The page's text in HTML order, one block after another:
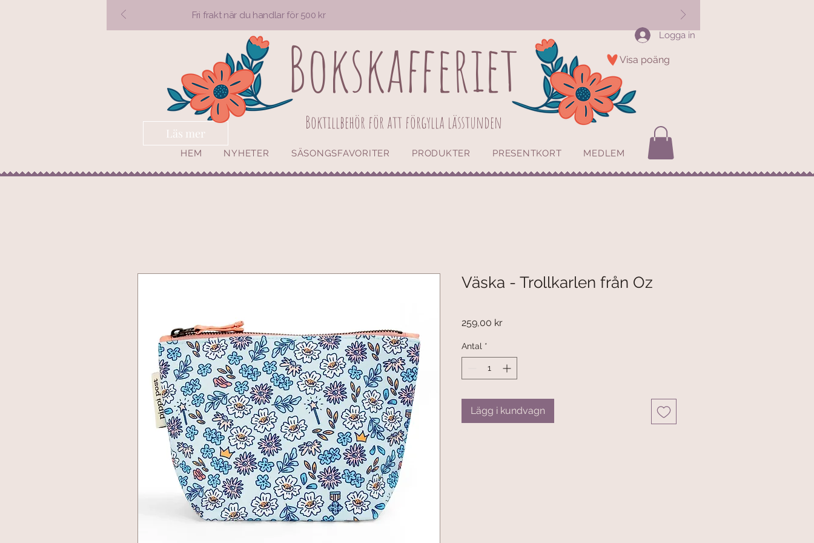
Fri frakt när du handlar för 500 kr
Läs mer
Logga in
Boktillbehör för att förgylla lässtunden
Visa poäng
Bokskafferiet
HEM NYHETER SÄSONGSFAVORITER PRODUKTER PRESENTKORT MEDLEM
Väska - Trollkarlen från Oz
259,00 krPris
Antal *
Lägg i kundvagn